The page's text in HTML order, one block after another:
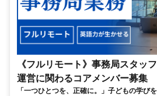
《フルリモート》事務局スタッ
運営に関わるコアメンバー募集
「一つひとつを、正確に。」子どもの学び